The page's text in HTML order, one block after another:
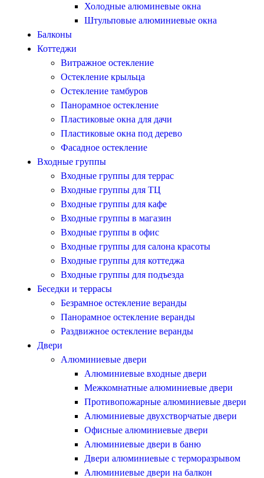
Холодные алюминевые окна
Штульповые алюминиевые окна
Балконы
Коттеджи
Витражное остекление
Остекление крыльца
Остекление тамбуров
Панорамное остекление
Пластиковые окна для дачи
Пластиковые окна под дерево
Фасадное остекление
Входные группы
Входные группы для террас
Входные группы для ТЦ
Входные группы для кафе
Входные группы в магазин
Входные группы в офис
Входные группы для салона красоты
Входные группы для коттеджа
Входные группы для подъезда
Беседки и террасы
Безрамное остекление веранды
Панорамное остекление веранды
Раздвижное остекление веранды
Двери
Алюминиевые двери
Алюминиевые входные двери
Межкомнатные алюминиевые двери
Противопожарные алюминиевые двери
Алюминиевые двухстворчатые двери
Офисные алюминиевые двери
Алюминиевые двери в баню
Двери алюминиевые с терморазрывом
Алюминиевые двери на балкон